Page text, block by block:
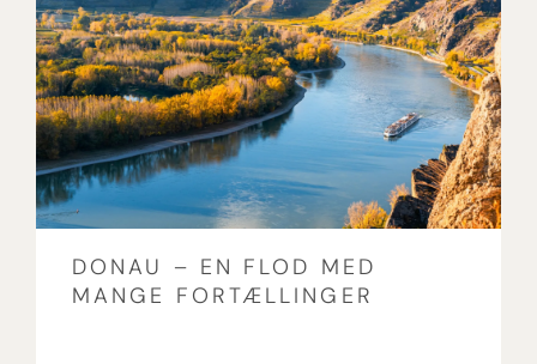
DONAU – EN FLOD MED
MANGE FORTÆLLINGER